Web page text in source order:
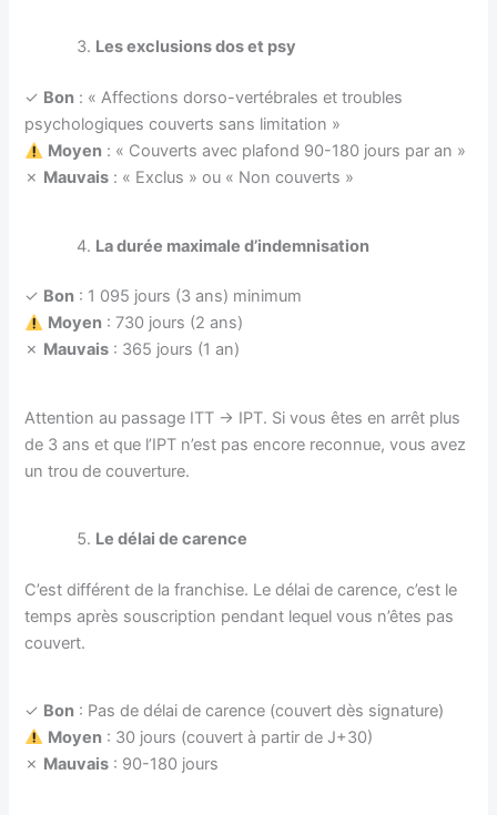
Les exclusions dos et psy
✓ Bon : « Affections dorso-vertébrales et troubles
psychologiques couverts sans limitation »
Moyen : « Couverts avec plafond 90-180 jours par an »
✗ Mauvais : « Exclus » ou « Non couverts »
La durée maximale d’indemnisation
✓ Bon : 1 095 jours (3 ans) minimum
Moyen : 730 jours (2 ans)
✗ Mauvais : 365 jours (1 an)
Attention au passage ITT → IPT. Si vous êtes en arrêt plus
de 3 ans et que l’IPT n’est pas encore reconnue, vous avez
un trou de couverture.
Le délai de carence
C’est différent de la franchise. Le délai de carence, c’est le
temps après souscription pendant lequel vous n’êtes pas
couvert.
✓ Bon : Pas de délai de carence (couvert dès signature)
Moyen : 30 jours (couvert à partir de J+30)
✗ Mauvais : 90-180 jours